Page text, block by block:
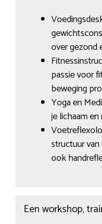
over gezond
passie voor
beweging
Yoga en
je lichaam
structuur
ook
Een workshop,